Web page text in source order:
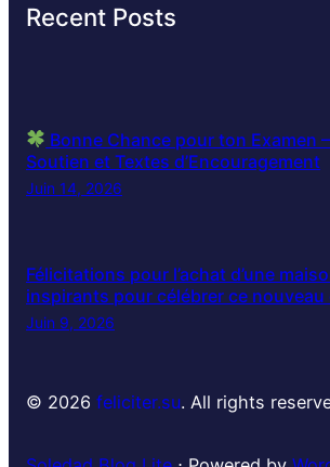
Recent Posts
Bonne Chance pour ton Examen
Soutien et Textes d’Encouragement
Juin 14, 2026
Félicitations pour l’achat d’une
inspirants pour célébrer ce
Juin 9, 2026
© 2026 feliciter.su. All rights